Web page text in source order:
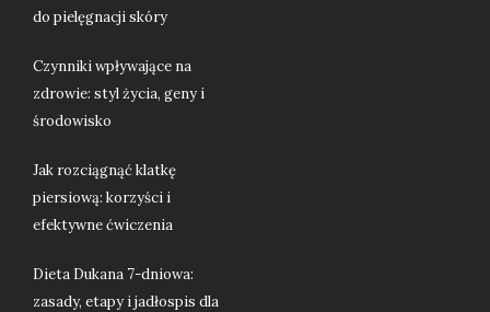
do pielęgnacji skóry
Czynniki wpływające na
zdrowie: styl życia, geny i
środowisko
Jak rozciągnąć klatkę
piersiową: korzyści i
efektywne ćwiczenia
Dieta Dukana 7-dniowa:
zasady, etapy i jadłospis dla